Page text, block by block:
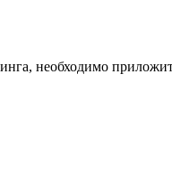
необходимо